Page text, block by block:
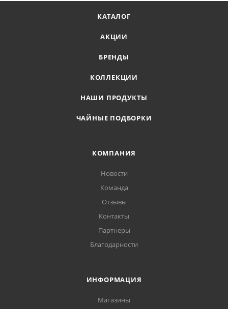
КАТАЛОГ
АКЦИИ
БРЕНДЫ
КОЛЛЕКЦИИ
НАШИ ПРОДУКТЫ
ЧАЙНЫЕ ПОДБОРКИ
КОМПАНИЯ
Новости
Команда
Отзывы
Контакты
Партнеры
Благодарности
ИНФОРМАЦИЯ
Магазины